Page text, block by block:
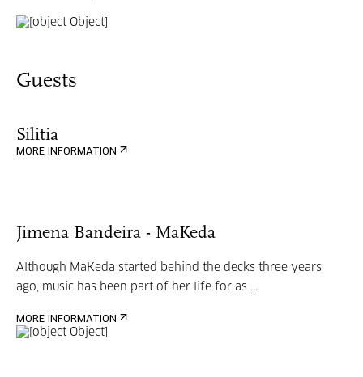
Guests
Silitia
MORE INFORMATION
Jimena Bandeira - MaKeda
Although MaKeda started behind the decks three years
ago, music has been part of her life for as ...
MORE INFORMATION